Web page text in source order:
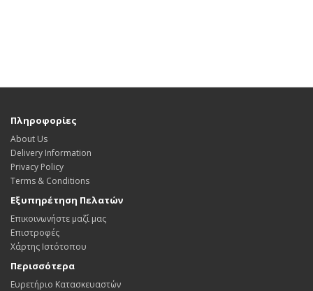
Πληροφορίες
About Us
Delivery Information
Privacy Policy
Terms & Conditions
Εξυπηρέτηση Πελατών
Επικοινωνήστε μαζί μας
Επιστροφές
Χάρτης Ιστότοπου
Περισσότερα
Ευρετήριο Κατασκευαστών